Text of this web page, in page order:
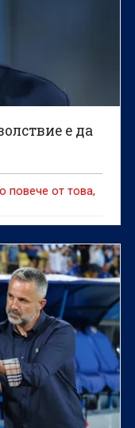
е да
повече от това,